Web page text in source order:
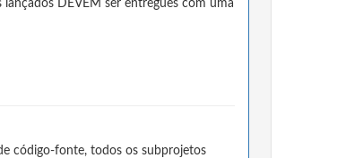
DEVEM ser entregues com uma
código-fonte, todos os subprojetos